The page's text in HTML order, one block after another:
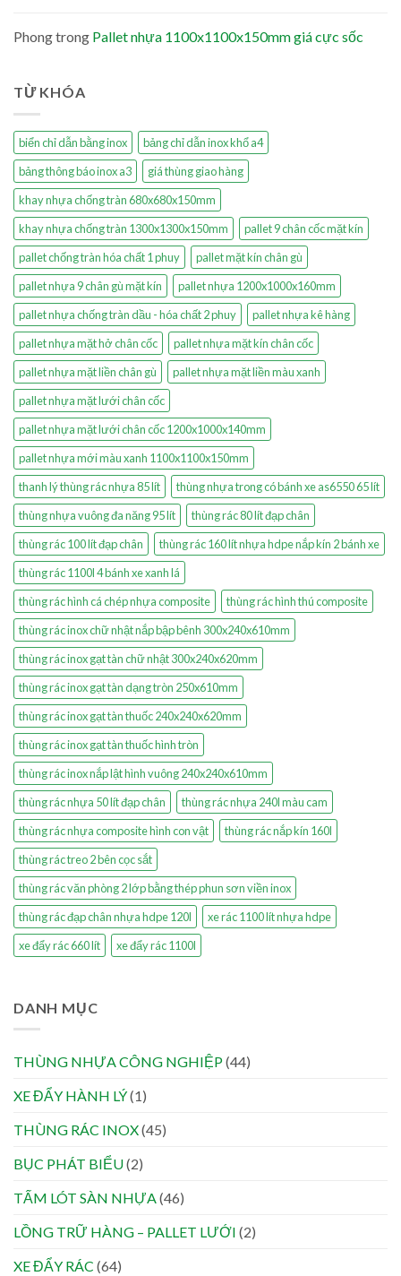
Phongtrong Pallet nhựa 1100x1100x150mm giá cực sốc
TỪ KHÓA
biển chỉ dẫn bằng inox
bảng chỉ dẫn inox khổ a4
bảng thông báo inox a3
giá thùng giao hàng
khay nhựa chống tràn 680x680x150mm
khay nhựa chống tràn 1300x1300x150mm
pallet 9 chân cốc mặt kín
pallet chống tràn hóa chất 1 phuy
pallet mặt kín chân gù
pallet nhựa 9 chân gù mặt kín
pallet nhựa 1200x1000x160mm
pallet nhựa chống tràn dầu - hóa chất 2 phuy
pallet nhựa kê hàng
pallet nhựa mặt hở chân cốc
pallet nhựa mặt kín chân cốc
pallet nhựa mặt liền chân gù
pallet nhựa mặt liền màu xanh
pallet nhựa mặt lưới chân cốc
pallet nhựa mặt lưới chân cốc 1200x1000x140mm
pallet nhựa mới màu xanh 1100x1100x150mm
thanh lý thùng rác nhựa 85 lít
thùng nhựa trong có bánh xe as6550 65 lít
thùng nhựa vuông đa năng 95 lít
thùng rác 80 lít đạp chân
thùng rác 100 lít đạp chân
thùng rác 160 lít nhựa hdpe nắp kín 2 bánh xe
thùng rác 1100l 4 bánh xe xanh lá
thùng rác hình cá chép nhựa composite
thùng rác hình thú composite
thùng rác inox chữ nhật nắp bập bênh 300x240x610mm
thùng rác inox gạt tàn chữ nhật 300x240x620mm
thùng rác inox gạt tàn dạng tròn 250x610mm
thùng rác inox gạt tàn thuốc 240x240x620mm
thùng rác inox gạt tàn thuốc hình tròn
thùng rác inox nắp lật hình vuông 240x240x610mm
thùng rác nhựa 50 lít đạp chân
thùng rác nhựa 240l màu cam
thùng rác nhựa composite hình con vật
thùng rác nắp kín 160l
thùng rác treo 2 bên cọc sắt
thùng rác văn phòng 2 lớp bằng thép phun sơn viền inox
thùng rác đạp chân nhựa hdpe 120l
xe rác 1100 lít nhựa hdpe
xe đẩy rác 660 lít
xe đẩy rác 1100l
DANH MỤC
THÙNG NHỰA CÔNG NGHIỆP(44)
XE ĐẨY HÀNH LÝ(1)
THÙNG RÁC INOX(45)
BỤC PHÁT BIỂU(2)
TẤM LÓT SÀN NHỰA(46)
LỒNG TRỮ HÀNG – PALLET LƯỚI (2)
XE ĐẨY RÁC (64)